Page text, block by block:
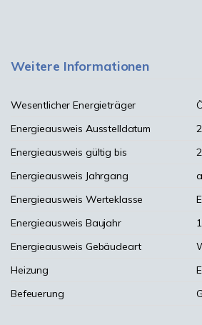
Weitere Informationen
Wesentlicher Energieträger
Energieausweis Ausstelldatum
Energieausweis gültig bis
Energieausweis Jahrgang
Energieausweis Werteklasse
E
Energieausweis Baujahr
Energieausweis Gebäudeart
Heizung
Befeuerung